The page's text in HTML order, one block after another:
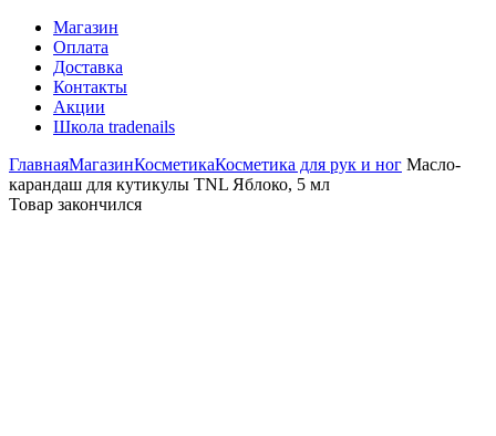
Магазин
Оплата
Доставка
Контакты
Акции
Школа tradenails
ГлавнаяМагазинКосметикаКосметика для рук и ног Масло-
карандаш для кутикулы TNL Яблоко, 5 мл
Товар закончился